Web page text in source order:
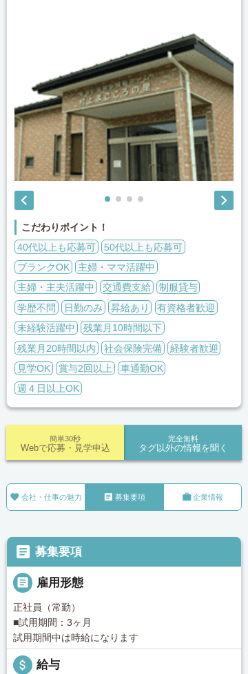
 
こだわりポイント！
40代以上も応募可
50代以上も応募可
ブランクOK
主婦・ママ活躍中
主婦・主夫活躍中
交通費支給
制服貸与
学歴不問
日勤のみ 昇給あり
有資格者歓迎
未経験活躍中
残業月10時間以下
残業月20時間以内
社会保険完備
経験者歓迎
見学OK
賞与2回以上
車通勤OK
週４日以上OK
完全無料
タグ以外の情報を聞く
簡単30秒
Webで応募・見学申込
 会社・仕事の魅力  募集要項 企業情報
 募集要項
 雇用形態
正社員（常勤）
■試用期間：3ヶ月
試用期間中は時給になります
attach_money 給与